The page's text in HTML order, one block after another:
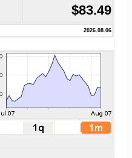
$83.49
2026.08.06